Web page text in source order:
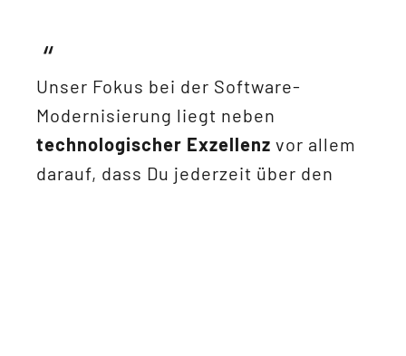
Unser Fokus bei der Software-
Modernisierung liegt neben
technologischer Exzellenz vor allem
darauf, dass Du jederzeit über den